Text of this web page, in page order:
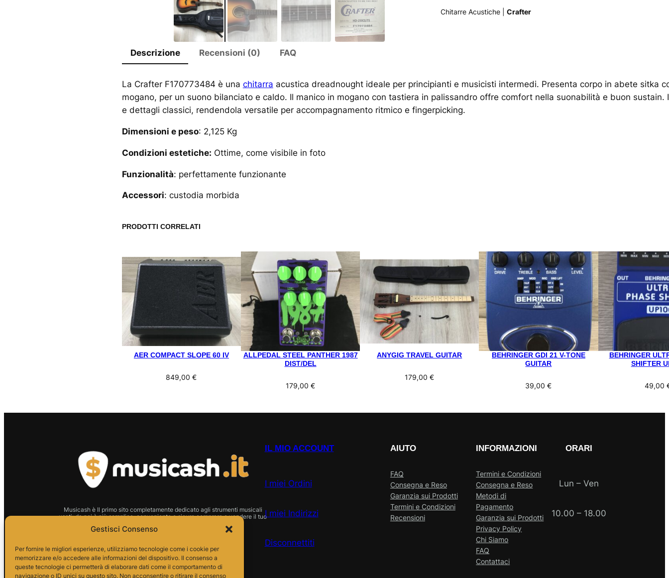
Gestisci Consenso
Per fornire le migliori esperienze, utilizziamo tecnologie come i cookie per
memorizzare e/o accedere alle informazioni del dispositivo. Il consenso a
queste tecnologie ci permetterà di elaborare dati come il comportamento di
navigazione o ID unici su questo sito. Non acconsentire o ritirare il consenso
Chitarre Acustiche| Crafter
Descrizione Recensioni (0) FAQ
La Crafter F170773484 è una chitarra acustica dreadnought ideale per principianti e musicisti intermedi. Presenta corpo in abete sitka
mogano, per un suono bilanciato e caldo. Il manico in mogano con tastiera in palissandro offre comfort nella suonabilità e buon sustain.
e dettagli classici, rendendola versatile per accompagnamento ritmico e fingerpicking.
Dimensioni e peso: 2,125 Kg
Condizioni estetiche: Ottime, come visibile in foto
Funzionalità: perfettamente funzionante
Accessori: custodia morbida
PRODOTTI CORRELATI
AER COMPACT SLOPE 60 IV
849,00€
ALLPEDAL STEEL PANTHER 1987
DIST/DEL
179,00€
ANYGIG TRAVEL GUITAR
179,00€
BEHRINGER GDI 21 V-TONE
GUITAR
39,00€
BEHRINGER
SHIFTER
49,00
Musicash è Il primo sito completamente dedicato agli strumenti musicali
usati: da noi è più semplice, conveniente e sicuro comprare o vendere il tuo
P.I.01666210628 Indirizzo:
Via Alessandro da Telese, 7
82037 Telese Terme
IL MIO ACCOUNT
I miei Ordini
I miei Indirizzi
Disconnettiti
AIUTO
FAQ
Consegna e Reso
Garanzia sui Prodotti
Termini e Condizioni
Recensioni
INFORMAZIONI
Termini e Condizioni
Consegna e Reso
Metodi di
Pagamento
Garanzia sui Prodotti
Privacy Policy
Chi Siamo
FAQ
Contattaci
ORARI
Lun – Ven
10.00 – 18.00